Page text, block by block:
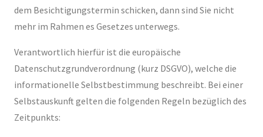
dem Besichtigungstermin schicken, dann sind Sie nicht
mehr im Rahmen es Gesetzes unterwegs.
Verantwortlich hierfür ist die europäische
Datenschutzgrundverordnung (kurz DSGVO), welche die
informationelle Selbstbestimmung beschreibt. Bei einer
Selbstauskunft gelten die folgenden Regeln bezüglich des
Zeitpunkts: